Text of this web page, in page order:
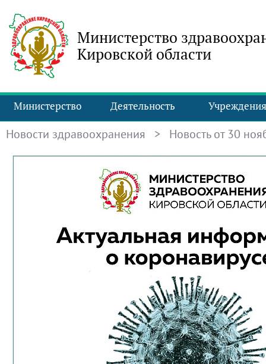
Министерство
Кировской области
Министерство Деятельность Учреждения
Новости здравоохранения > Новость от 30